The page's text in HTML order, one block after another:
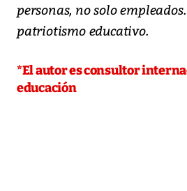
personas, no solo
patriotismo educativo.
*El autor es consultor
educación